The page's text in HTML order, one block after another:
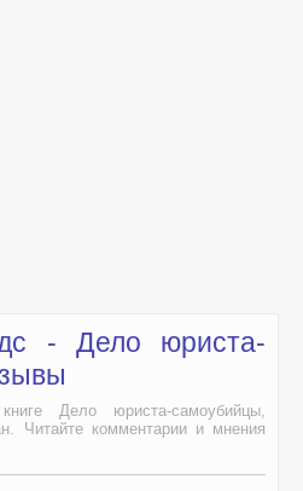
- Дело юриста-
Дело юриста-самоубийцы,
Читайте комментарии и мнения